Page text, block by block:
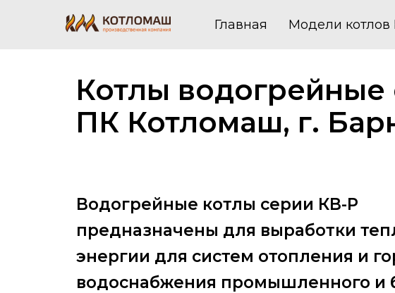
Главная Модели котлов
Водогрейные котлы серии КВ-Р
предназначены для выработки
энергии для систем отопления и
водоснабжения промышленного и
Котлы
ПК Котломаш, г.